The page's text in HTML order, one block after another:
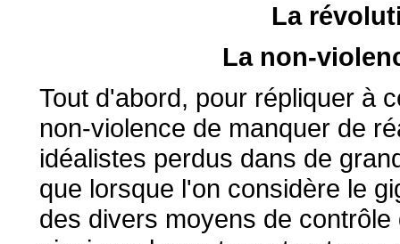
La
La non-
Tout d'abord, pour répliquer à
non-violence de manquer de
idéalistes perdus dans de
que lorsque l'on considère le
des divers moyens de